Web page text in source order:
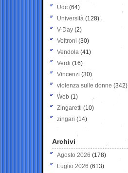
Udc (64)
Università (128)
V-Day (2)
Veltroni (30)
Vendola (41)
Verdi (16)
Vincenzi (30)
violenza sulle donne (342)
Web (1)
Zingaretti (10)
zingari (14)
Archivi
Agosto 2026 (178)
Luglio 2026 (613)